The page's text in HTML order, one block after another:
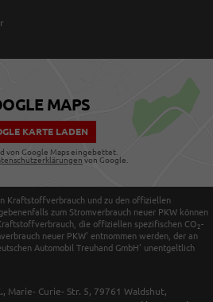
MAPS
KARTE LADEN
von Google Maps eingebettet.
von Google.
Kraftstoffverbrauch und zu den offiziellen
zum Stromverbrauch neuer PKW können
die offiziellen spezifischen CO 2-
neuer PKW' entnommen werden, der an
Automobil Treuhand GmbH' unentgeltlich
, Marie- Curie- Str. 5, 79761 Waldshut,